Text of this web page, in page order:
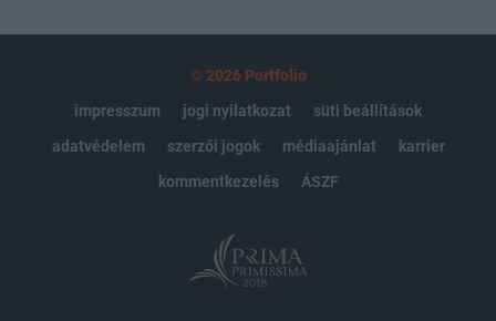
© 2026 Portfolio
impresszum
jogi nyilatkozat
süti beállítások
adatvédelem
szerzői jogok médiaajánlat
karrier
kommentkezelés
ÁSZF